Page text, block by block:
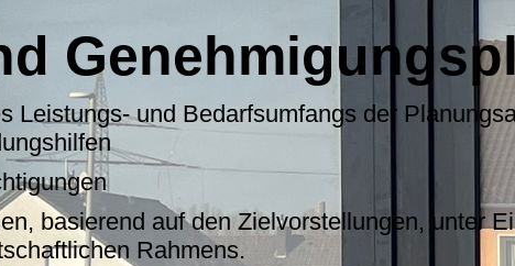
Leistungs- und Bedarfsumfangs der
basierend auf den Zielvorstellungen, unter
Rahmens.